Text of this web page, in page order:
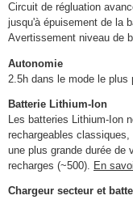
Circuit de régluation
jusqu'à épuisement de la
Avertissement niveau de
Autonomie
2.5h dans le mode le plus
Batterie Lithium-Ion
Les batteries Lithium-Ion
rechargeables
une plus grande durée de
recharges (~500). En
Chargeur secteur et